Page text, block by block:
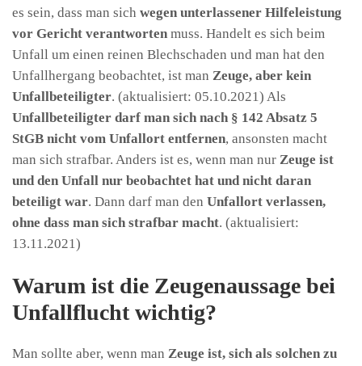
es sein, dass man sich wegen unterlassener Hilfeleistung
vor Gericht verantworten muss. Handelt es sich beim
Unfall um einen reinen Blechschaden und man hat den
Unfallhergang beobachtet, ist man Zeuge, aber kein
Unfallbeteiligter. (aktualisiert: 05.10.2021) Als
Unfallbeteiligter darf man sich nach § 142 Absatz 5
StGB nicht vom Unfallort entfernen, ansonsten macht
man sich strafbar. Anders ist es, wenn man nur Zeuge ist
und den Unfall nur beobachtet hat und nicht daran
beteiligt war. Dann darf man den Unfallort verlassen,
ohne dass man sich strafbar macht. (aktualisiert:
13.11.2021)
Warum ist die Zeugenaussage bei
Unfallflucht wichtig?
Man sollte aber, wenn man Zeuge ist, sich als solchen zu